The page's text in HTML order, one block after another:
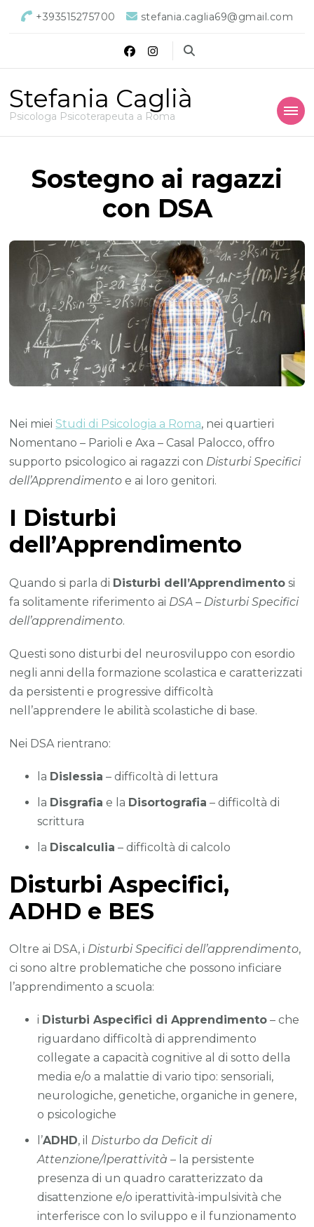
+393515275700 stefania.caglia69@gmail.com
Stefania Caglià
Psicologa Psicoterapeuta a Roma
Sostegno ai ragazzi
con DSA
Nei mieiStudi di Psicologia a Roma, nei quartieri
Nomentano – Parioli e Axa – Casal Palocco, offro
supporto psicologico ai ragazzi con Disturbi Specifici
dell’Apprendimento e ai loro genitori.
I Disturbi
dell’Apprendimento
Quando si parla di Disturbi dell’Apprendimento si
fa solitamente riferimento ai DSA – Disturbi Specifici
dell’apprendimento.
Questi sono disturbi del neurosviluppo con esordio
negli anni della formazione scolastica e caratterizzati
da persistenti e progressive difficoltà
nell’apprendere le abilità scolastiche di base.
Nei DSA rientrano:
la Dislessia – difficoltà di lettura
la Disgrafia e la Disortografia – difficoltà di
scrittura
la Discalculia – difficoltà di calcolo
Disturbi Aspecifici,
ADHD e BES
Oltre ai DSA, i Disturbi Specifici dell’apprendimento,
ci sono altre problematiche che possono inficiare
l’apprendimento a scuola:
i Disturbi Aspecifici di Apprendimento – che
riguardano difficoltà di apprendimento
collegate a capacità cognitive al di sotto della
media e/o a malattie di vario tipo: sensoriali,
neurologiche, genetiche, organiche in genere,
o psicologiche
l’ADHD, il Disturbo da Deficit di
Attenzione/Iperattività – la persistente
presenza di un quadro caratterizzato da
disattenzione e/o iperattività-impulsività che
interferisce con lo sviluppo e il funzionamento